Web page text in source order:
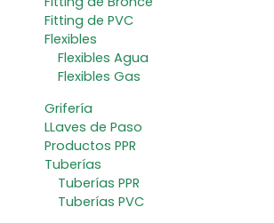
Fitting de PVC
Flexibles
Flexibles Agua
Flexibles Gas
Grifería
LLaves de Paso
Productos PPR
Tuberías
Tuberías PPR
Tuberías PVC